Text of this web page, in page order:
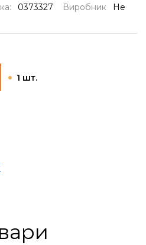
0373327 Виробник
Не
1 шт.